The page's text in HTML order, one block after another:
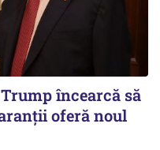
încearcă să
oferă noul